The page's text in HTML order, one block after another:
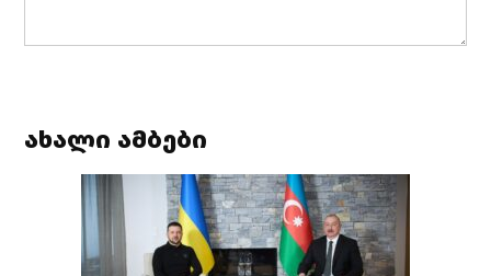
ახალი ამბები